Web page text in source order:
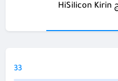
أداء ومواصفات معالج HiSilicon Kirin
33